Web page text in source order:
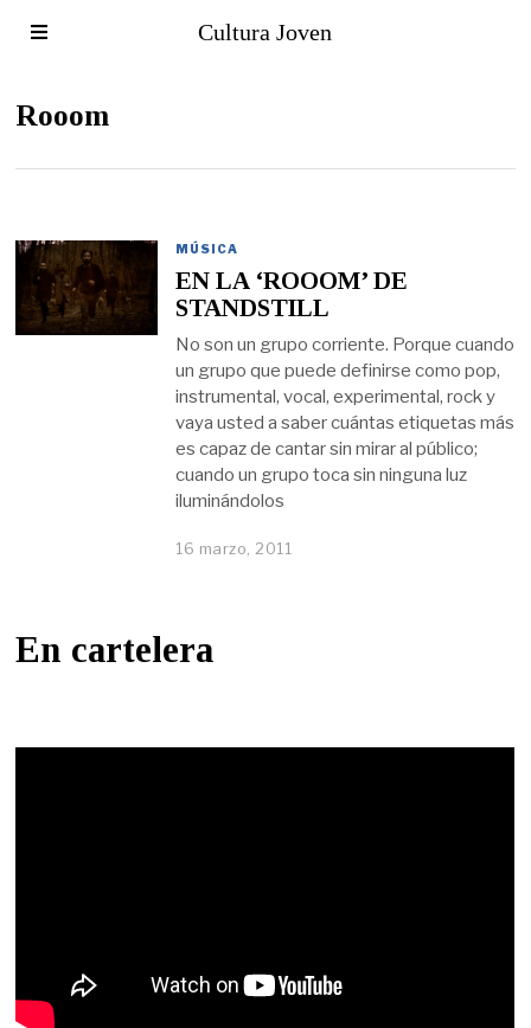
Cultura Joven
Rooom
MÚSICA
EN LA ‘ROOOM’ DE
STANDSTILL
No son un grupo corriente. Porque cuando
un grupo que puede definirse como pop,
instrumental, vocal, experimental, rock y
vaya usted a saber cuántas etiquetas más
es capaz de cantar sin mirar al público;
cuando un grupo toca sin ninguna luz
iluminándolos
16 marzo, 2011
En cartelera